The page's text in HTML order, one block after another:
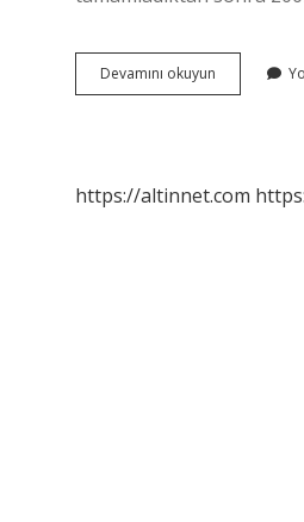
Devamını okuyun
Özdemir
https://altinnet.com